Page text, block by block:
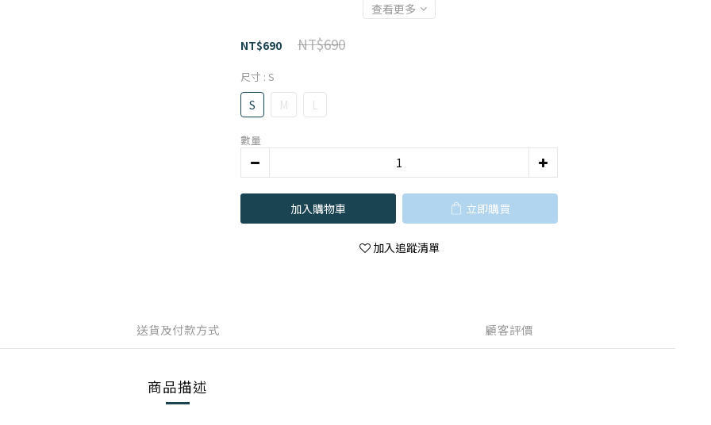
查看更多
NT$690
NT$690
尺寸 : S
S M L
數量
加入購物車 立即購買
加入追蹤清單
送貨及付款方式 顧客評價
商品描述